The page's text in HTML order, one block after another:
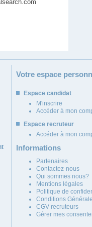
Votre espace
Espace candidat
M'inscrire
Accéder à mon
Espace recruteur
Accéder à mon
Informations
Partenaires
Contactez-nous
Qui sommes nous?
Mentions légales
Politique de
Conditions
CGV recruteurs
Gérer mes